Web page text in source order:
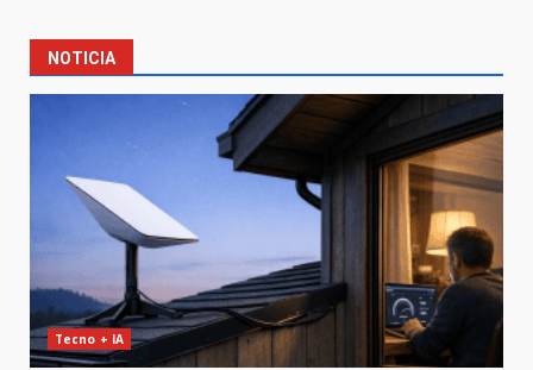
NOTICIA
Tecno + IA